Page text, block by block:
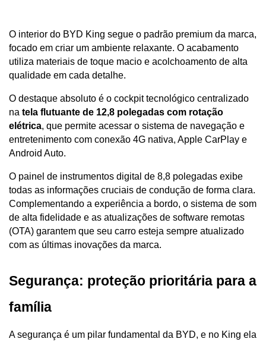
O interior do BYD King segue o padrão premium da marca,
focado em criar um ambiente relaxante. O acabamento
utiliza materiais de toque macio e acolchoamento de alta
qualidade em cada detalhe.
O destaque absoluto é o cockpit tecnológico centralizado
na tela flutuante de 12,8 polegadas com rotação
elétrica, que permite acessar o sistema de navegação e
entretenimento com conexão 4G nativa, Apple CarPlay e
Android Auto.
O painel de instrumentos digital de 8,8 polegadas exibe
todas as informações cruciais de condução de forma clara.
Complementando a experiência a bordo, o sistema de som
de alta fidelidade e as atualizações de software remotas
(OTA) garantem que seu carro esteja sempre atualizado
com as últimas inovações da marca.
Segurança: proteção prioritária para a
família
A segurança é um pilar fundamental da BYD, e no King ela